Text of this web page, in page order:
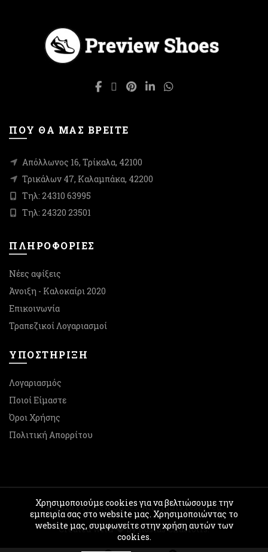
επιλογές
μπορούν
να
επιλεγούν
μπορούν
να
ΠΟΥ ΘΑ ΜΑΣ ΒΡΕΙΤΕ
Απόλλωνος 16, Τρίκαλα, 42100
Τρικάλων 47, Καλαμπάκα, 42200
Τηλ: 24310 63995
Τηλ: 24320 23501
ΠΛΗΡΟΦΟΡΙΕΣ
Νέες αφίξεις
Άνοιξη - Καλοκαίρι 2020
Επικοινωνία
Τραπεζικοί Λογαριασμοί
ΥΠΟΣΤΉΡΙΞΗ
Λογαριασμός
Ποιοί Είμαστε
Όροι Χρήσης
Πολιτική Απορρίτου
© 2026Preview Shoes . All rights reserved
Created with
by Kostas Chasiotis.
Χρησιμοποιούμε cookies για να βελτιώσουμε την
εμπειρία σας στο website μας. Χρησιμοποιώντας το
website μας, συμφωνείτε στην χρήση αυτών των
cookies.